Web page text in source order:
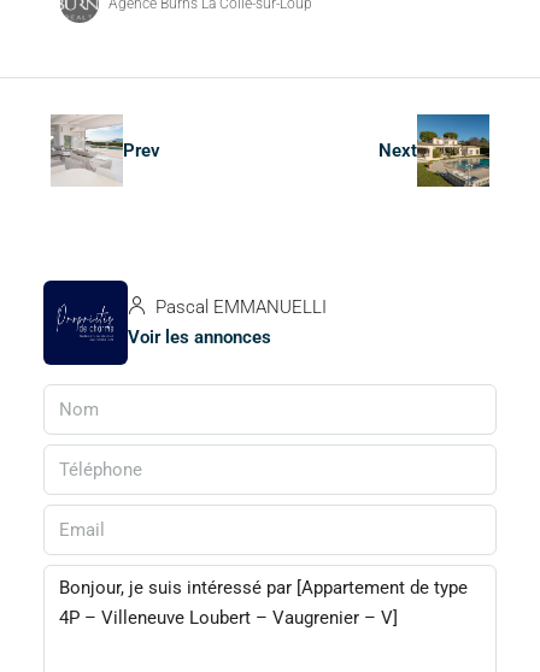
Agence Burns La Colle-sur-Loup
Prev Next
Pascal EMMANUELLI
Voir les annonces